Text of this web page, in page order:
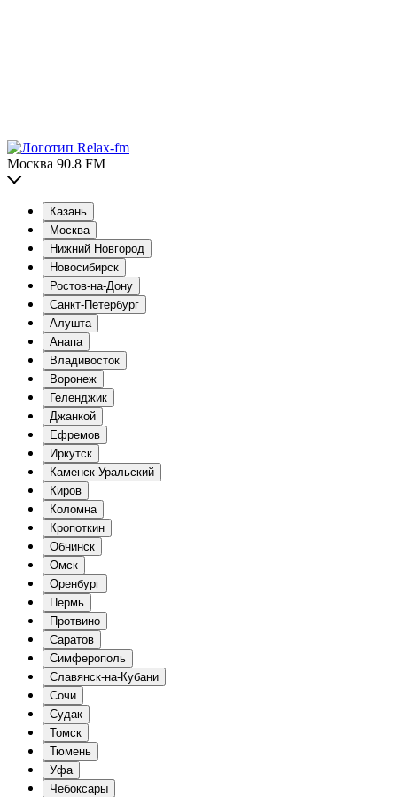
Москва 90.8 FM
Казань
Москва
Нижний Новгород
Новосибирск
Ростов-на-Дону
Санкт-Петербург
Алушта
Анапа
Владивосток
Воронеж
Геленджик
Джанкой
Ефремов
Иркутск
Каменск-Уральский
Киров
Коломна
Кропоткин
Обнинск
Омск
Оренбург
Пермь
Протвино
Саратов
Симферополь
Славянск-на-Кубани
Сочи
Судак
Томск
Тюмень
Уфа
Чебоксары